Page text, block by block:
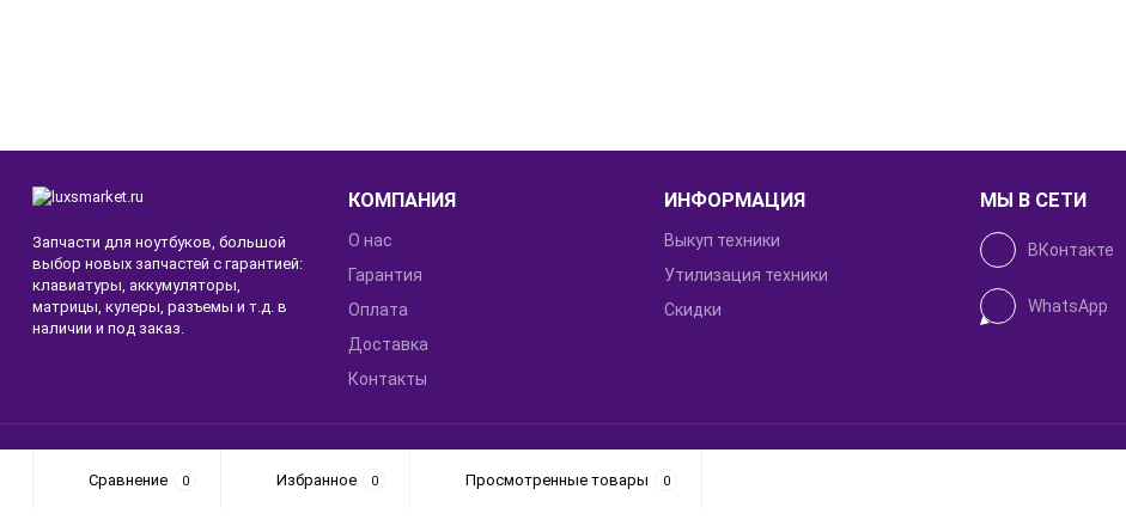
Запчасти для ноутбуков, большой
выбор новых запчастей с гарантией:
клавиатуры, аккумуляторы,
матрицы, кулеры, разъемы и т.д. в
наличии и под заказ.
КОМПАНИЯ
О нас
Гарантия
Оплата
Доставка
Контакты
ИНФОРМАЦИЯ
Выкуп техники
Утилизация техники
Скидки
МЫ В СЕТИ
ВКонтакте
WhatsApp
© 2026 LUXSMARKET
Сравнение 0 Избранное 0 Просмотренные товары 0